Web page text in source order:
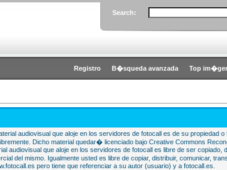
Search:
Registro B�squeda avanzada Top
audiovisual que aloje en los servidores de fotocall es de su propiedad o
Dicho material quedar� licenciado bajo Creative Commons
audiovisual que aloje en los servidores de fotocall es libre de ser copiado,
del mismo. Igualmente usted es libre de copiar, distribuir, comunicar,
pero tiene que referenciar a su autor (usuario) y a fotocall.es.